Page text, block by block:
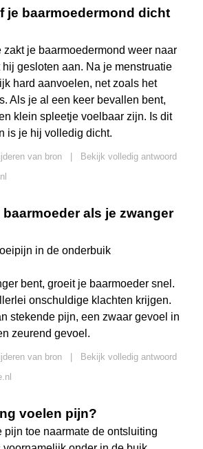
je baarmoedermond dicht
zakt je baarmoedermond weer naar
gesloten aan. Na je menstruatie
hard aanvoelen, net zoals het
Als je al een keer bevallen bent,
klein spleetje voelbaar zijn. Is dit
is je hij volledig dicht.
van bron
Bekijk volledig antwoord
baarmoeder als je zwanger
in de onderbuik
bent, groeit je baarmoeder snel.
onschuldige klachten krijgen.
stekende pijn, een zwaar gevoel in
zeurend gevoel.
van bron
Bekijk volledig antwoord
voelen pijn?
pijn toe naarmate de ontsluiting